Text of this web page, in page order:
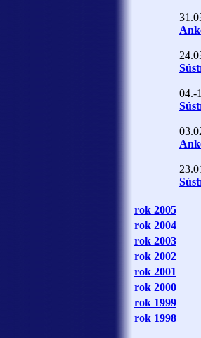
04.-
rok 2005
rok 2004
rok 2003
rok 2002
rok 2001
rok 2000
rok 1999
rok 1998